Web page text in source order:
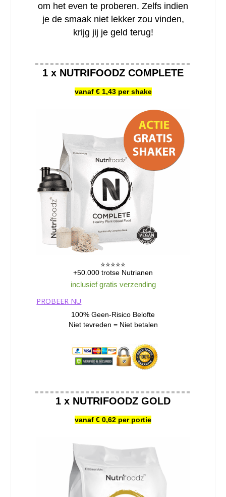
om het even te proberen. Zelfs indien
je de smaak niet lekker zou vinden,
krijg jij je geld terug!
1 x NUTRIFOODZ COMPLETE
vanaf € 1,43 per shake
⭐️⭐️⭐️⭐️⭐️
+50.000 trotse Nutrianen
inclusief gratis verzending
PROBEER NU
100% Geen-Risico Belofte
Niet tevreden = Niet betalen
1 x NUTRIFOODZ GOLD
vanaf € 0,62 per portie